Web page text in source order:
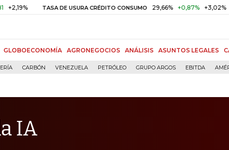
TASA DE USURA CRÉDITO CONSUMO 29,66% +0,87% +3,02% DTF
GLOBOECONOMÍA AGRONEGOCIOS ANÁLISIS ASUNTOS LEGALES
CARBÓN VENEZUELA PETRÓLEO GRUPO ARGOS EBITDA
IA